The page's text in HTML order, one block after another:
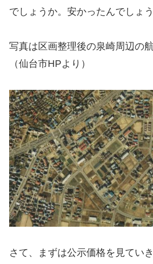
でしょうか。安かったんでしょう
写真は区画整理後の泉崎周辺の
（仙台市HPより）
さて、まずは公示価格を見てい